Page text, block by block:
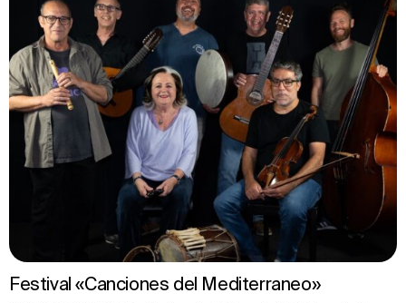
Festival «Canciones del Mediterraneo»